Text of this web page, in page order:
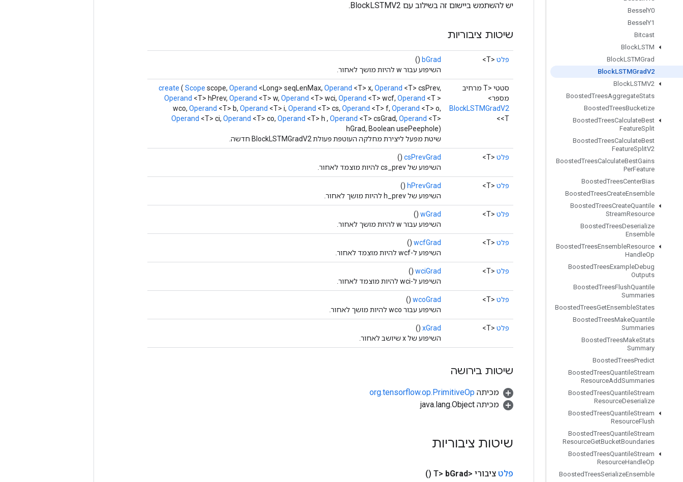
Bessel Y0
Bessel Y1
Bitcast
BlockLSTM
BlockLSTMGrad
BlockLSTMGradV2
BlockLSTMV2
BoostedTreesAggregateStats
BoostedTreesBucketize
BoostedTreesCalculateBest
FeatureSplit
BoostedTreesCalculateBest
FeatureSplitV2
BoostedTreesCalculateBestGains
PerFeature
BoostedTreesCenterBias
BoostedTreesCreateEnsemble
BoostedTreesCreateQuantile
StreamResource
BoostedTreesDeserialize
Ensemble
BoostedTreesEnsembleResource
HandleOp
BoostedTreesExampleDebug
Outputs
BoostedTreesFlushQuantile
Summaries
BoostedTreesGetEnsembleStates
BoostedTreesMakeQuantile
Summaries
BoostedTreesMakeStats
Summary
BoostedTreesPredict
BoostedTreesQuantileStream
ResourceAddSummaries
BoostedTreesQuantileStream
ResourceDeserialize
BoostedTreesQuantileStream
ResourceFlush
BoostedTreesQuantileStream
ResourceGetBucketBoundaries
BoostedTreesQuantileStream
ResourceHandleOp
BoostedTreesSerializeEnsemble
יש להשתמש ביישום זה בשילוב עם BlockLSTMV2.
שיטות ציבוריות
פלט <T>
bGrad
()
השיפוע עבור w להיות מושך לאחור.
סטטי <T מרחיב
מספר>
BlockLSTMGradV2
<T>
create ( Scope scope, Operand <Long> seqLenMax, Operand <T> x, Operand <T> csPrev,
Operand <T> hPrev, Operand <T> w, Operand <T> wci, Operand <T> wcf, Operand <T >
wco, Operand <T> b, Operand <T> i, Operand <T> cs, Operand <T> f, Operand <T> o,
Operand <T> ci, Operand <T> co, Operand <T> h , Operand <T> csGrad, Operand <T>
hGrad, Boolean usePeephole)
שיטת מפעל ליצירת מחלקה העוטפת פעולת BlockLSTMGradV2 חדשה.
פלט <T>
csPrevGrad
()
השיפוע של cs_prev להיות מוצמד לאחור.
פלט <T>
hPrevGrad
()
השיפוע של h_prev להיות מושך לאחור.
פלט <T>
wGrad
()
השיפוע עבור w להיות מושך לאחור.
פלט <T>
wcfGrad
()
השיפוע ל-wcf להיות מוצמד לאחור.
פלט <T>
wciGrad
()
השיפוע ל-wci להיות מוצמד לאחור.
פלט <T>
wcoGrad
()
השיפוע עבור wco להיות מושך לאחור.
פלט <T>
xGrad
()
השיפוע של x שיושב לאחור.
שיטות בירושה
מכיתה org.tensorflow.op.PrimitiveOp
מכיתה java.lang.Object
שיטות ציבוריות
פלט ציבורי <T> bGrad
()